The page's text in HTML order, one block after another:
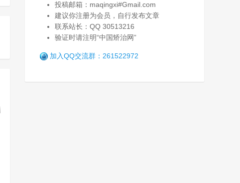
投稿邮箱：maqingxi#Gmail.com
建议你注册为会员，自行发布文章
联系站长：QQ 30513216
验证时请注明“中国矫治网”
加入QQ交流群：261522972